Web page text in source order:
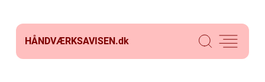
HÅNDVÆRKSAVISEN.dk